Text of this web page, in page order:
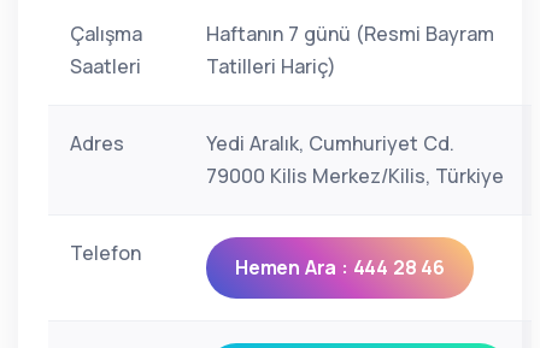
Çalışma
Saatleri
Haftanın 7 günü (Resmi Bayram
Tatilleri Hariç)
Adres
Yedi Aralık, Cumhuriyet Cd.
79000 Kilis Merkez/Kilis, Türkiye
Telefon
Hemen Ara : 444 28 46